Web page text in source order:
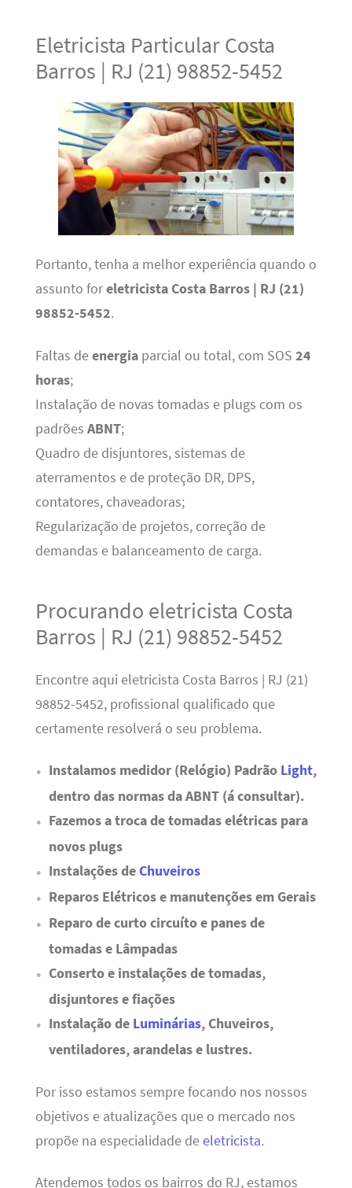
Eletricista Particular Costa
Barros | RJ (21) 98852-5452
Portanto, tenha a melhor experiência quando o
assunto foreletricista Costa Barros | RJ (21)
98852-5452.
Faltas deenergiaparcial ou total, com SOS 24
horas;
Instalação de novas tomadas e plugs com os
padrões ABNT;
Quadro de disjuntores, sistemas de
aterramentos e de proteção DR, DPS,
contatores, chaveadoras;
Regularização de projetos, correção de
demandas e balanceamento de carga.
Procurando eletricista Costa
Barros | RJ (21) 98852-5452
Encontre aqui eletricista Costa Barros | RJ (21)
98852-5452, profissional qualificado que
certamente resolverá o seu problema.
Instalamos medidor (Relógio) Padrão Light,
dentro das normas da ABNT (á consultar).
Fazemos a troca de tomadas elétricas para
novos plugs
Instalações de Chuveiros
Reparos Elétricos e manutenções em Gerais
Reparo de curto circuíto e panes de
tomadas e Lâmpadas
Conserto e instalações de tomadas,
disjuntores e fiações
Instalação de Luminárias, Chuveiros,
ventiladores, arandelas e lustres.
Por isso estamos sempre focando nos nossos
objetivos e atualizações que o mercado nos
propõe na especialidade deeletricista.
Atendemos todos os bairros do RJ, estamos